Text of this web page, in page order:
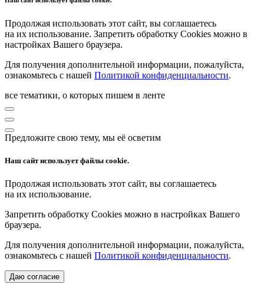
Продолжая использовать этот сайт, вы соглашаетесь
на их использование. Запретить обработку Cookies можно в
настройках Вашего браузера.
Для получения дополнительной информации, пожалуйста,
ознакомьтесь с нашей Политикой конфиденциальности.
все тематики, о которых пишем в ленте
Предложите свою тему, мы её осветим
Наш сайт использует файлы cookie.
Продолжая использовать этот сайт, вы соглашаетесь
на их использование.
Запретить обработку Cookies можно в настройках Вашего
браузера.
Для получения дополнительной информации, пожалуйста,
ознакомьтесь с нашей Политикой конфиденциальности.
Даю согласие